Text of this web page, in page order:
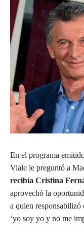
En el programa
Viale le preguntó a
recibía Cristina
aprovechó la
a quien responsabilizó
‘yo soy yo y no me